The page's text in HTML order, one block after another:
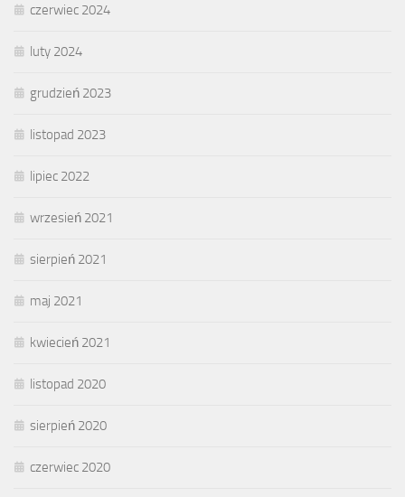
czerwiec 2024
luty 2024
grudzień 2023
listopad 2023
lipiec 2022
wrzesień 2021
sierpień 2021
maj 2021
kwiecień 2021
listopad 2020
sierpień 2020
czerwiec 2020